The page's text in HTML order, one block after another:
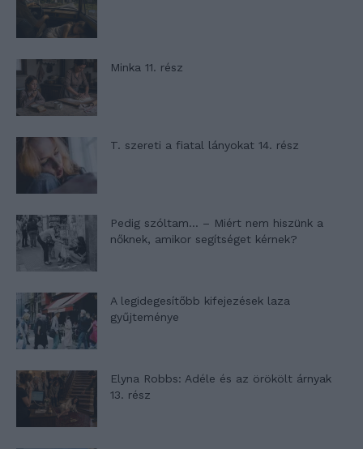
Minka 11. rész
T. szereti a fiatal lányokat 14. rész
Pedig szóltam… – Miért nem hiszünk a
nőknek, amikor segítséget kérnek?
A legidegesítőbb kifejezések laza
gyűjteménye
Elyna Robbs: Adéle és az örökölt árnyak
13. rész